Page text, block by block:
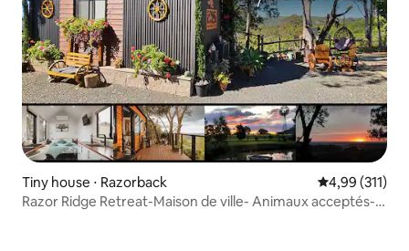
Tiny house ⋅ Razorback Évaluation
4,99 (311)
Razor Ridge Retreat-Maison de ville- Animaux acceptés-